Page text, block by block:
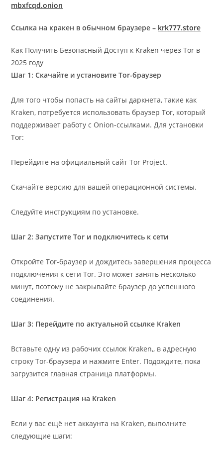
mbxfcqd.onion
Ссылка на кракен в обычном браузере – krk777.store
Как Получить Безопасный Доступ к Kraken через Tor в
2025 году
Шаг 1: Скачайте и установите Tor-браузер
Для того чтобы попасть на сайты даркнета, такие как
Kraken, потребуется использовать браузер Tor, который
поддерживает работу с Onion-ссылками. Для установки
Tor:
Перейдите на официальный сайт Tor Project.
Скачайте версию для вашей операционной системы.
Следуйте инструкциям по установке.
Шаг 2: Запустите Tor и подключитесь к сети
Откройте Tor-браузер и дождитесь завершения процесса
подключения к сети Tor. Это может занять несколько
минут, поэтому не закрывайте браузер до успешного
соединения.
Шаг 3: Перейдите по актуальной ссылке Kraken
Вставьте одну из рабочих ссылок Kraken,, в адресную
строку Tor-браузера и нажмите Enter. Подождите, пока
загрузится главная страница платформы.
Шаг 4: Регистрация на Kraken
Если у вас ещё нет аккаунта на Kraken, выполните
следующие шаги: